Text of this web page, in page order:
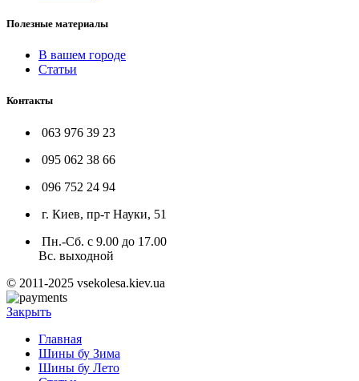
Полезные материалы
В вашем городе
Статьи
Контакты
063 976 39 23
095 062 38 66
096 752 24 94
г. Киев, пр-т Науки, 51
Пн.-Сб. с 9.00 до 17.00
Вс. выходной
© 2011-2025 vsekolesa.kiev.ua
Закрыть
Главная
Шины бу Зима
Шины бу Лето